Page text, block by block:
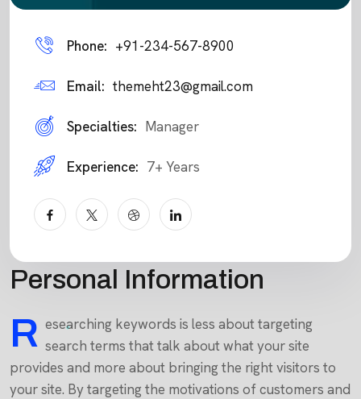
Phone: +91-234-567-8900
Email: themeht23@gmail.com
Specialties: Manager
Experience: 7+ Years
Personal Information
R esearching keywords is less about targeting
search terms that talk about what your site
provides and more about bringing the right visitors to
your site. By targeting the motivations of customers and